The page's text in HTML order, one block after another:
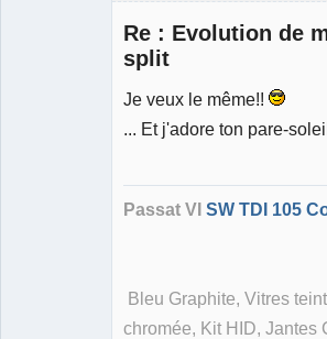
Re : Evolution de
split
Je veux le même!!
... Et j'adore ton pare-
Passat VI SW TDI 105
Bleu Graphite, Vitres
chromée, Kit HID, Jantes